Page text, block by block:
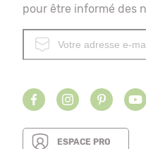
pour être informé des
ESPACE PRO